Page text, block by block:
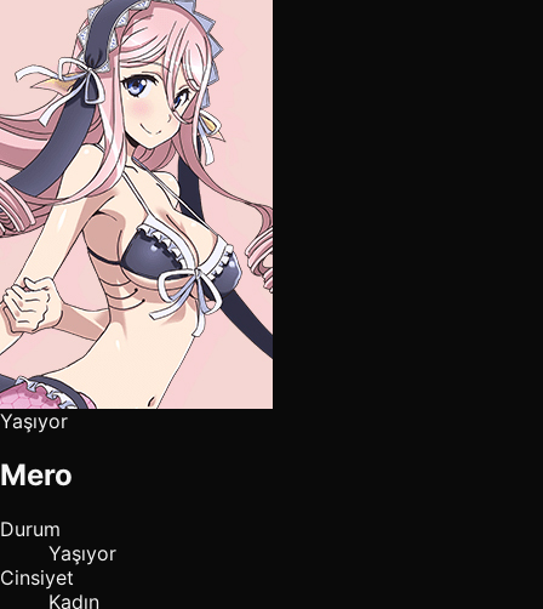
Yaşıyor
Mero
Durum
Yaşıyor
Cinsiyet
Kadın